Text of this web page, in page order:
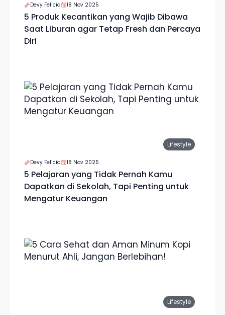
Devy Felicia 18 Nov 2025
5 Produk Kecantikan yang Wajib Dibawa
Saat Liburan agar Tetap Fresh dan Percaya
Diri
Lifestyle
Devy Felicia 18 Nov 2025
5 Pelajaran yang Tidak Pernah Kamu
Dapatkan di Sekolah, Tapi Penting untuk
Mengatur Keuangan
Lifestyle